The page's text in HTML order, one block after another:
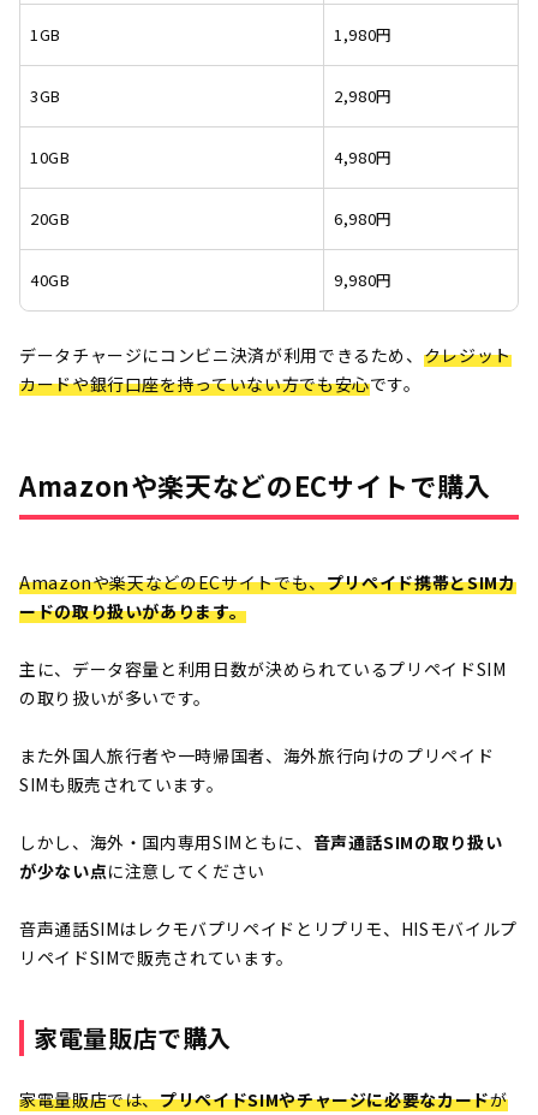
1GB 1,980円
3GB 2,980円
10GB 4,980円
20GB 6,980円
40GB 9,980円
データチャージにコンビニ決済が利用できるため、 クレジット
カードや銀行口座を持っていない方でも安心です。
Amazonや楽天などのECサイトで購入
Amazonや楽天などのECサイトでも、プリペイド携帯とSIMカ
ードの取り扱いがあります。
主に、データ容量と利用日数が決められているプリペイドSIM
の取り扱いが多いです。
また外国人旅行者や一時帰国者、海外旅行向けのプリペイド
SIMも販売されています。
しかし、海外・国内専用SIMともに、 音声通話SIMの取り扱い
が少ない点に注意してください
音声通話SIMはレクモバプリペイドとリプリモ、HISモバイルプ
リペイドSIMで販売されています。
家電量販店で購入
家電量販店では、プリペイドSIMやチャージに必要なカードが